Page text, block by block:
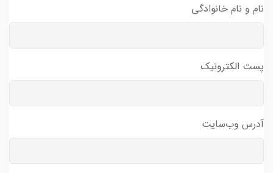
نام و نام خانوادگی
پست الکترونیک
آدرس وب‌سایت